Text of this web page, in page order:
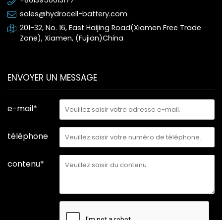
sales@hydrocell-battery.com
201-32, No. 16, East Haijing Road(Xiamen Free Trade
Zone), Xiamen, (Fujian)China
ENVOYER UN MESSAGE
e-mail*
téléphone
contenu*